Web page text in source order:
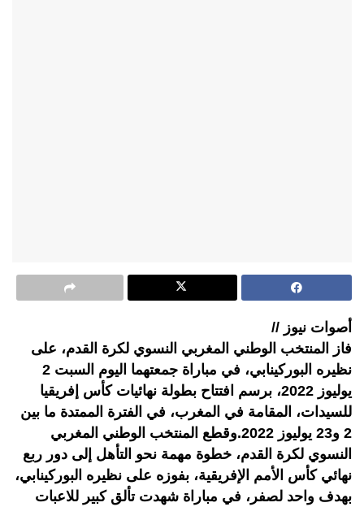
أصوات نيوز //
فاز المنتخب الوطني المغربي النسوي لكرة القدم، على
نظيره البوركينابي، في مباراة جمعتهما اليوم السبت 2
يوليوز 2022، برسم افتتاح بطولة نهائيات كأس إفريقيا
للسيدات، المقامة في المغرب، في الفترة الممتدة ما بين
2 و23 يوليوز 2022.وقطع المنتخب الوطني المغربي
النسوي لكرة القدم، خطوة مهمة نحو التأهل إلى دور ربع
نهائي كأس الأمم الإفريقية، بفوزه على نظيره البوركينابي،
بهدف واحد لصفر، في مباراة شهدت تألق كبير للاعبات